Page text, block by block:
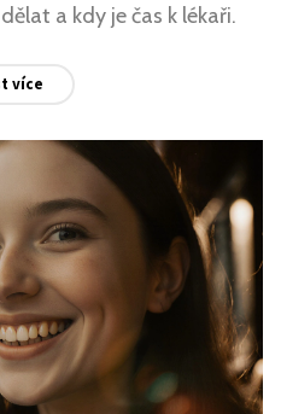
a kdy je čas k lékaři.
více